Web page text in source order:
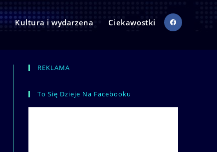
Kultura i wydarzena Ciekawostki
REKLAMA
To Się Dzieje Na Facebooku